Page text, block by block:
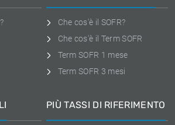
Che cos'è il SOFR?
Che cos'è il Term SOFR
Term SOFR 1 mese
Term SOFR 3 mesi
PIÙ TASSI DI RIFERIMENTO